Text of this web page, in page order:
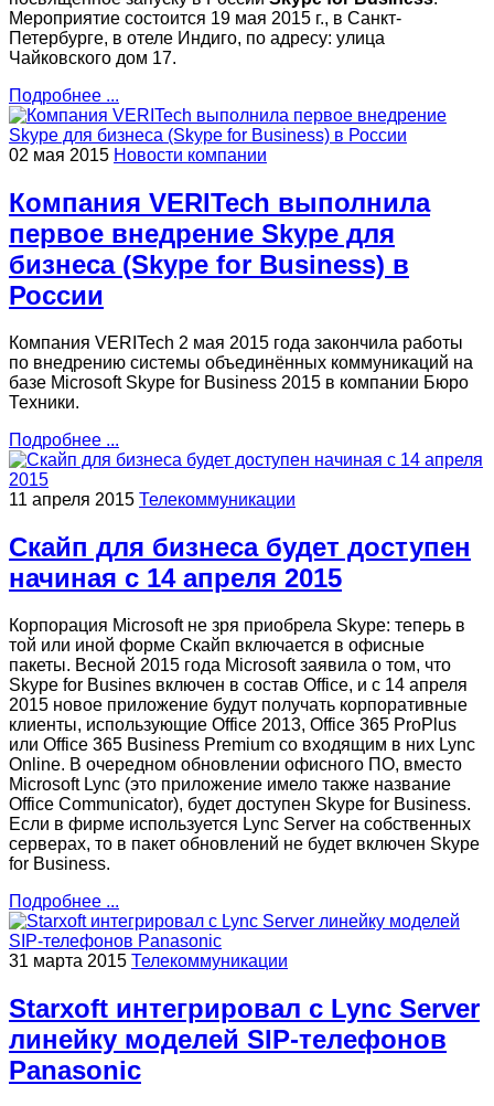
Мероприятие состоится 19 мая 2015 г., в Санкт-
Петербурге, в отеле Индиго, по адресу: улица
Чайковского дом 17.
Подробнее ...
02 мая 2015 Новости компании
Компания VERITech выполнила
первое внедрение Skype для
бизнеса (Skype for Business) в
России
Компания VERITech 2 мая 2015 года закончила работы
по внедрению системы объединённых коммуникаций на
базе Microsoft Skype for Business 2015 в компании Бюро
Техники.
Подробнее ...
11 апреля 2015 Телекоммуникации
Скайп для бизнеса будет доступен
начиная с 14 апреля 2015
Корпорация Microsoft не зря приобрела Skype: теперь в
той или иной форме Скайп включается в офисные
пакеты. Весной 2015 года Microsoft заявила о том, что
Skype for Busines включен в состав Office, и с 14 апреля
2015 новое приложение будут получать корпоративные
клиенты, использующие Office 2013, Office 365 ProPlus
или Office 365 Business Premium со входящим в них Lync
Online. В очередном обновлении офисного ПО, вместо
Microsoft Lync (это приложение имело также название
Office Communicator), будет доступен Skype for Business.
Если в фирме используется Lync Server на собственных
серверах, то в пакет обновлений не будет включен Skype
for Business.
Подробнее ...
31 марта 2015 Телекоммуникации
Starxoft интегрировал с Lync Server
линейку моделей SIP-телефонов
Panasonic